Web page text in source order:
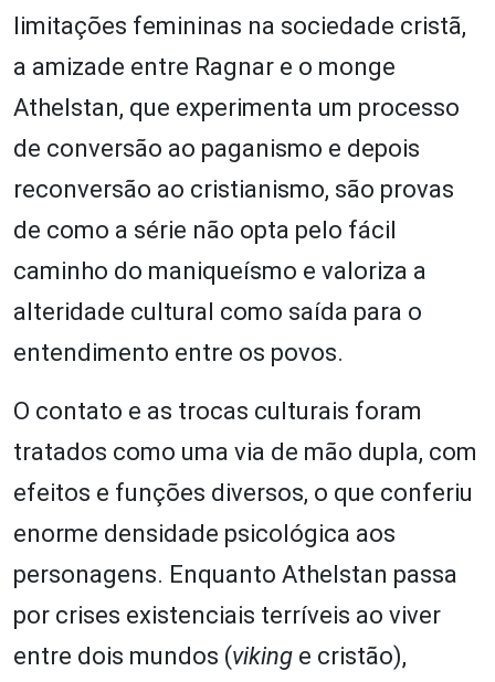
limitações femininas na sociedade cristã,
a amizade entre Ragnar e o monge
Athelstan, que experimenta um processo
de conversão ao paganismo e depois
reconversão ao cristianismo, são provas
de como a série não opta pelo fácil
caminho do maniqueísmo e valoriza a
alteridade cultural como saída para o
entendimento entre os povos.
O contato e as trocas culturais foram
tratados como uma via de mão dupla, com
efeitos e funções diversos, o que conferiu
enorme densidade psicológica aos
personagens. Enquanto Athelstan passa
por crises existenciais terríveis ao viver
entre dois mundos (viking e cristão),